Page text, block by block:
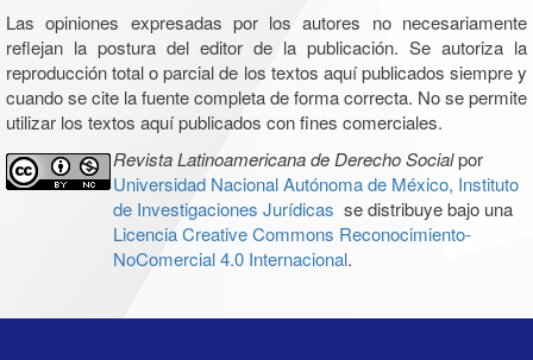
Las opiniones expresadas por los autores no necesariamente
reflejan la postura del editor de la publicación. Se autoriza la
reproducción total o parcial de los textos aquí publicados siempre y
cuando se cite la fuente completa de forma correcta. No se permite
utilizar los textos aquí publicados con fines comerciales.
Revista Latinoamericana de Derecho Socialpor
Universidad Nacional Autónoma de México, Instituto
de Investigaciones Jurídicas se distribuye bajo una
Licencia Creative Commons Reconocimiento-
NoComercial 4.0 Internacional.